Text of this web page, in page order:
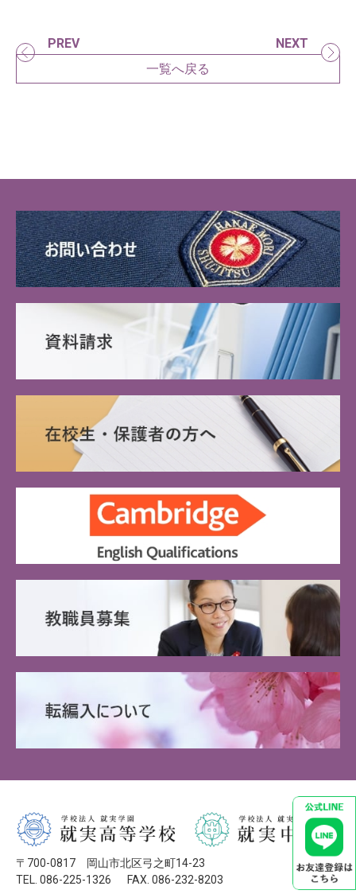
PREV
NEXT
一覧へ戻る
〒700-0817 岡山市北区弓之町14-23
TEL. 086-225-1326
FAX. 086-232-8203